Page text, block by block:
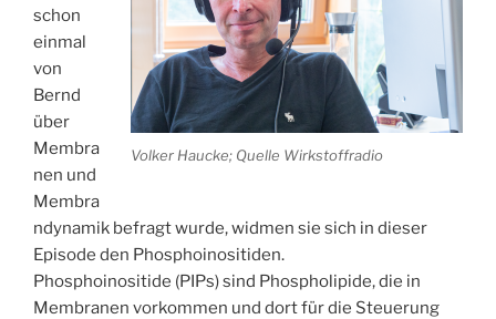
Volker Haucke; Quelle Wirkstoffradio
schon
einmal
von
Bernd
über
Membra
nen und
Membra
ndynamik befragt wurde, widmen sie sich in dieser
Episode den Phosphoinositiden.
Phosphoinositide (PIPs) sind Phospholipide, die in
Membranen vorkommen und dort für die Steuerung